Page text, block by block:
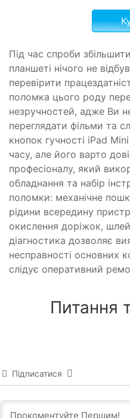
Під час спроби
планшеті нічого не
перевірити
поломка цього роду
незручностей, адже Ви
переглядати фільми та
кнопок гучності iPad
часу, але його варто
професіоналу, який
обладнання та набір
поломки: механічне
рідини всередину
окислення доріжок,
діагностика дозволяє
несправності основних
слідує оперативний
Питання
Підписатися